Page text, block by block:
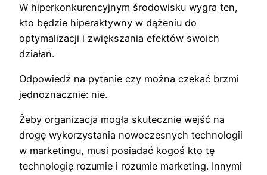
W hiperkonkurencyjnym środowisku wygra ten,
kto będzie hiperaktywny w dążeniu do
optymalizacji i zwiększania efektów swoich
działań.
Odpowiedź na pytanie czy można czekać brzmi
jednoznacznie: nie.
Żeby organizacja mogła skutecznie wejść na
drogę wykorzystania nowoczesnych technologii
w marketingu, musi posiadać kogoś kto tę
technologię rozumie i rozumie marketing. Innymi